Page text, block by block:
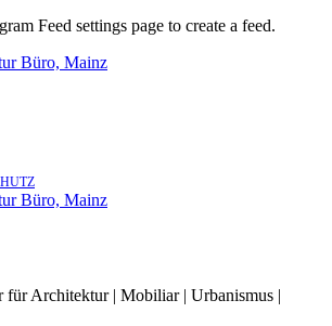
Feed settings page to create a feed.
für Architektur | Mobiliar | Urbanismus |